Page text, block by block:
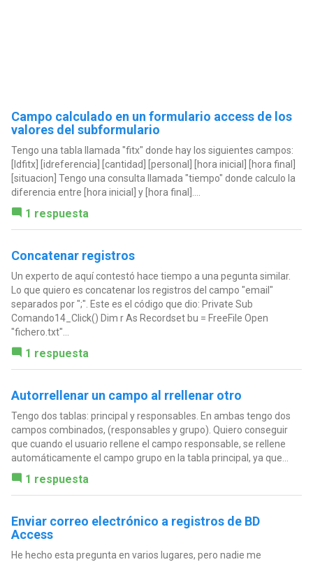
Campo calculado en un formulario access de los
valores del subformulario
Tengo una tabla llamada "fitx" donde hay los siguientes campos:
[Idfitx] [idreferencia] [cantidad] [personal] [hora inicial] [hora final]
[situacion] Tengo una consulta llamada "tiempo" donde calculo la
diferencia entre [hora inicial] y [hora final]....
1 respuesta
Concatenar registros
Un experto de aquí contestó hace tiempo a una pegunta similar.
Lo que quiero es concatenar los registros del campo "email"
separados por ";". Este es el código que dio: Private Sub
Comando14_Click() Dim r As Recordset bu = FreeFile Open
"fichero.txt"...
1 respuesta
Autorrellenar un campo al rrellenar otro
Tengo dos tablas: principal y responsables. En ambas tengo dos
campos combinados, (responsables y grupo). Quiero conseguir
que cuando el usuario rellene el campo responsable, se rellene
automáticamente el campo grupo en la tabla principal, ya que...
1 respuesta
Enviar correo electrónico a registros de BD
Access
He hecho esta pregunta en varios lugares, pero nadie me